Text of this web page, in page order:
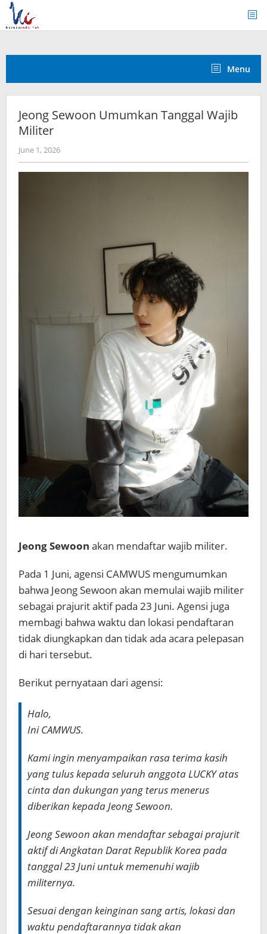
Skip
content
Menu
Jeong Sewoon Umumkan Tanggal Wajib
Militer
June 1, 2026by
anisrina
Jeong Sewoon akan mendaftar wajib militer.
Pada 1 Juni, agensi CAMWUS mengumumkan
bahwa Jeong Sewoon akan memulai wajib militer
sebagai prajurit aktif pada 23 Juni. Agensi juga
membagi bahwa waktu dan lokasi pendaftaran
tidak diungkapkan dan tidak ada acara pelepasan
di hari tersebut.
Berikut pernyataan dari agensi:
Halo,
Ini CAMWUS.
Kami ingin menyampaikan rasa terima kasih
yang tulus kepada seluruh anggota LUCKY atas
cinta dan dukungan yang terus menerus
diberikan kepada Jeong Sewoon.
Jeong Sewoon akan mendaftar sebagai prajurit
aktif di Angkatan Darat Republik Korea pada
tanggal 23 Juni untuk memenuhi wajib
militernya.
Sesuai dengan keinginan sang artis, lokasi dan
waktu pendaftarannya tidak akan